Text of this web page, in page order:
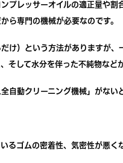
プレッサーオイルの適正量や割
ら専門の機械が必要なのです。
け）という方法がありますが、
そして水分を伴った不純物など
自動クリーニング機械」がない
るゴムの密着性、気密性が悪く